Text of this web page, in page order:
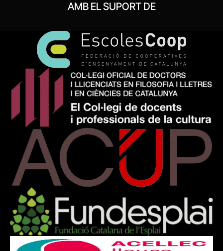
AMB EL SUPORT DE